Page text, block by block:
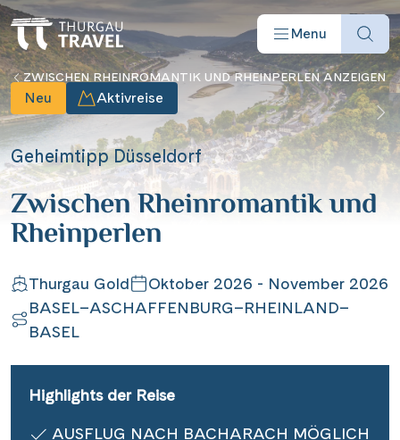
Menu
Reisearten
Reiseziele
Angebote
Schiffe
Informationen
ZWISCHEN RHEINROMANTIK UND RHEINPERLEN ANZEIGEN
Neu Aktivreise
Geheimtipp Düsseldorf
Zwischen Rheinromantik und
Rheinperlen
Thurgau Gold
Oktober 2026 - November 2026
BASEL–ASCHAFFENBURG–RHEINLAND–
BASEL
Highlights der Reise
AUSFLUG NACH BACHARACH MÖGLICH